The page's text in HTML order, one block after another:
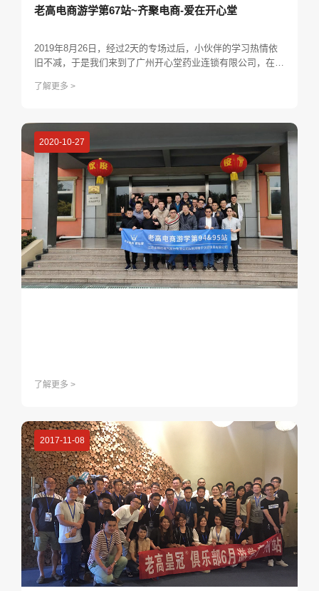
老高电商游学第67站~齐聚电商-爱在开心堂
2019年8月26日，经过2天的专场过后，小伙伴的学习热情依
旧不减，于是我们来到了广州开心堂药业连锁有限公司，在这
了解更多 >
2020-10-27
了解更多 >
2017-11-08